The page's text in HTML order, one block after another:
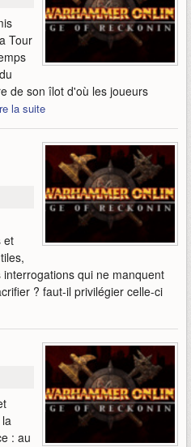
Tour
de son îlot d'où les joueurs
la suite
et
qui ne manquent
? faut-il privilégier celle-ci
: au